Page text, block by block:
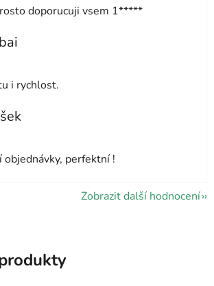
doporucuji vsem 1*****
je 5 z 5 hvězdiček.
i rychlost.
je 5 z 5 hvězdiček.
objednávky, perfektní !
Zobrazit další hodnocení